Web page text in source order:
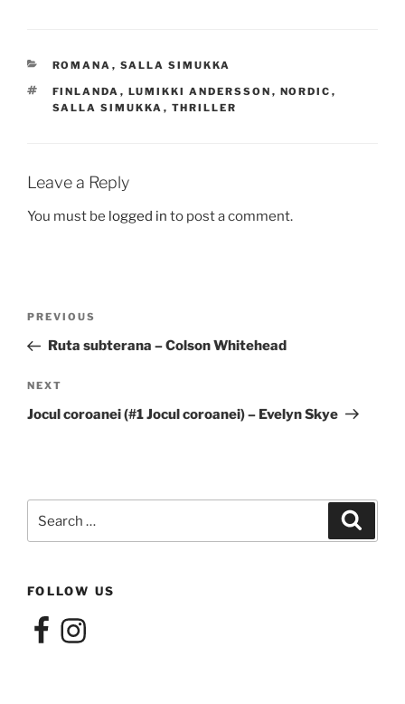
CATEGORIES
ROMANA , SALLA SIMUKKA
TAGS
FINLANDA , LUMIKKI ANDERSSON , NORDIC ,
SALLA SIMUKKA , THRILLER
Leave a Reply
You must be logged in to post a comment.
Previous
Post
PREVIOUS
Ruta subterana – Colson Whitehead
Next
Post
NEXT
Jocul coroanei (#1 Jocul coroanei) – Evelyn Skye
for:
FOLLOW US
FacebookInstagram